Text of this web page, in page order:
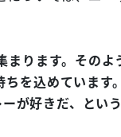
まります。その
を込めています
が好きだ、とい